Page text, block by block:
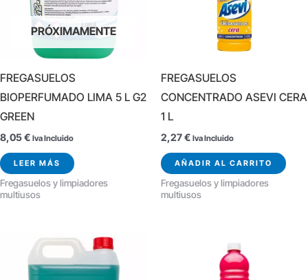
PRÓXIMAMENTE
FREGASUELOS
BIOPERFUMADO LIMA 5 L G2
GREEN
8,05€ Iva Incluido
LEER MÁS
Fregasuelos y limpiadores
multiusos
FREGASUELOS
CONCENTRADO ASEVI CERA
1 L
2,27€ Iva Incluido
AÑADIR AL CARRITO
Fregasuelos y limpiadores
multiusos